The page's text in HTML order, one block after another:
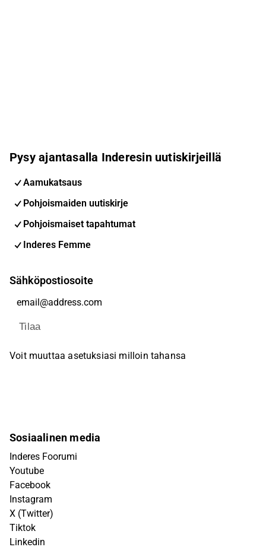
Pysy ajantasalla Inderesin uutiskirjeillä
Aamukatsaus
Pohjoismaiden uutiskirje
Pohjoismaiset tapahtumat
Inderes Femme
Sähköpostiosoite
Tilaa
Voit muuttaa asetuksiasi milloin tahansa
Sosiaalinen media
Inderes Foorumi
Youtube
Facebook
Instagram
X (Twitter)
Tiktok
Linkedin